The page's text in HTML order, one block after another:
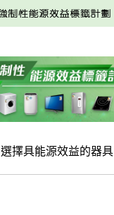
選擇具能源效益的器具